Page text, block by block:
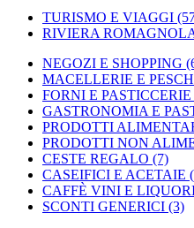
TURISMO E VIAGGI
RIVIERA
NEGOZI E SHOPPING
MACELLERIE E
FORNI E PASTICCERIE
GASTRONOMIA E
PRODOTTI
PRODOTTI NON
CESTE REGALO (7)
CASEIFICI E ACETAIE
CAFFÈ VINI E
SCONTI GENERICI (3)